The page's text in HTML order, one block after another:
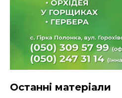
Останні матеріали